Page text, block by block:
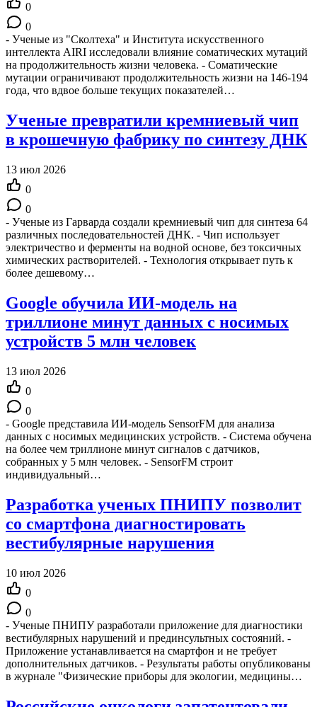
0
0
- Ученые из "Сколтеха" и Института искусственного
интеллекта AIRI исследовали влияние соматических мутаций
на продолжительность жизни человека. - Соматические
мутации ограничивают продолжительность жизни на 146-194
года, что вдвое больше текущих показателей…
Ученые превратили кремниевый чип
в крошечную фабрику по синтезу ДНК
13 июл 2026
0
0
- Ученые из Гарварда создали кремниевый чип для синтеза 64
различных последовательностей ДНК. - Чип использует
электричество и ферменты на водной основе, без токсичных
химических растворителей. - Технология открывает путь к
более дешевому…
Google обучила ИИ-модель на
триллионе минут данных с носимых
устройств 5 млн человек
13 июл 2026
0
0
- Google представила ИИ-модель SensorFM для анализа
данных с носимых медицинских устройств. - Система обучена
на более чем триллионе минут сигналов с датчиков,
собранных у 5 млн человек. - SensorFM строит
индивидуальный…
Разработка ученых ПНИПУ позволит
со смартфона диагностировать
вестибулярные нарушения
10 июл 2026
0
0
- Ученые ПНИПУ разработали приложение для диагностики
вестибулярных нарушений и прединсультных состояний. -
Приложение устанавливается на смартфон и не требует
дополнительных датчиков. - Результаты работы опубликованы
в журнале "Физические приборы для экологии, медицины…